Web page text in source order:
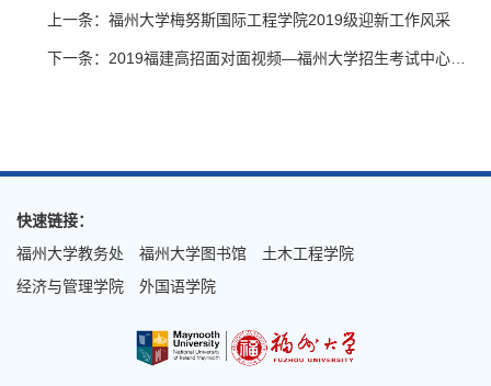
上一条：福州大学梅努斯国际工程学院2019级迎新工作风采
快速链接：
福州大学教务处
福州大学图书馆
土木工程学院
经济与管理学院
外国语学院